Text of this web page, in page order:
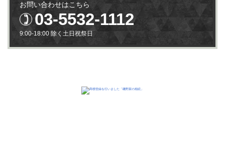
お問い合わせはこちら
03-5532-1112
9:00-18:00 除く土日祝祭日